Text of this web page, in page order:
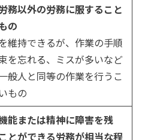
務以外の労務に服すること
の
維持できるが、作業の手順
を忘れる、ミスが多いなど
般人と同等の作業を行うこ
もの
能または精神に障害を残
とができる労務が相当な程